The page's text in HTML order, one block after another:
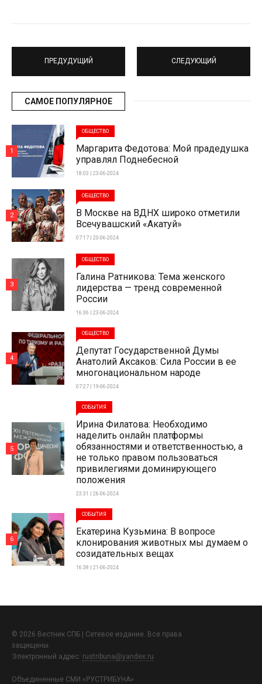
ПРЕДУДУЩИЙ СЛЕДУЮЩИЙ
САМОЕ ПОПУЛЯРНОЕ
ОБЩЕСТВО
Маргарита Федотова: Мой прадедушка
управлял Поднебесной
18:03 | 23-06-2024
1
ОБЩЕСТВО
В Москве на ВДНХ широко отметили
Всечувашский «Акатуй»
07:17 | 20-06-2024
2
ОБЩЕСТВО
Галина Ратникова: Тема женского
лидерства — тренд современной
России
16:36 | 23-06-2024
3
ОБЩЕСТВО
Депутат Государственной Думы
Анатолий Аксаков: Сила России в ее
многонациональном народе
07:27 | 19-06-2024
4
СОБЫТИЯ
Ирина Филатова: Необходимо
наделить онлайн платформы
обязанностями и ответственностью, а
не только правом пользоваться
привилегиями доминирующего
положения
23:31 | 26-06-2024
5
СОБЫТИЯ
Екатерина Кузьмина: В вопросе
клонирования животных мы думаем о
созидательных вещах
16:38 | 21-06-2024
6
© 2026 Вестник СПБ | Сетевое издание. Все права
защищены.
Электронный адрес: rustribuna@yandex.ru
Объединенные СМИ «РУСТРИБУНА»